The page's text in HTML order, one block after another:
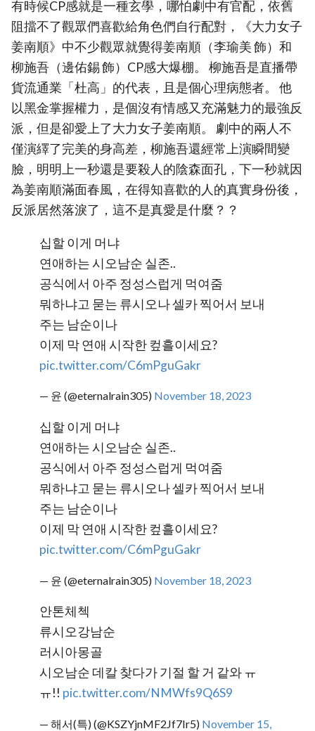
有時候CP感就是一種玄學，哪怕劇中有官配，依舊
阻擋不了觀眾們喜歡給角色們自行配對，《大力女子
姜南順》中不少觀眾就覺得姜南順（李瑜美 飾）和
柳施吾（邊佑錫 飾）CP感大爆棚。 柳施吾是直播帶
貨流通業「杜高」的代表，且是個心理病態者。 他
以黑金掌握權力，是個沒有情感又充滿魅力的最強反
派，但是卻愛上了大力女子姜南順。 劇中的兩人不
僅演繹了完美的身高差，柳施吾還經常上演瞬間變
臉，明明上一秒還是要殺人的陰森面孔，下一秒就因
為姜南順滿面春風，在得知喜歡的人的真實身份後，
反派居然落淚了，這不是真愛是什麼？？
십할 이게 머냐
연애하는 시오남순 실존..
공식에서 아주 정성스럽게 먹여줌
뭐하냐고 묻는 류시오나 셀카 찍어서 보내
주는 남순이나
이제 막 연애 시작한 컾흘이세요?
pic.twitter.com/C6mPguGakr
— 윤 (@eternalrain305) November 18, 2023
십할 이게 머냐
연애하는 시오남순 실존..
공식에서 아주 정성스럽게 먹여줌
뭐하냐고 묻는 류시오나 셀카 찍어서 보내
주는 남순이나
이제 막 연애 시작한 컾흘이세요?
pic.twitter.com/C6mPguGakr
— 윤 (@eternalrain305) November 18, 2023
안톤체첵
류시오강남순
러시아몽골
시오남순 데칼 찾다가 기절 할 거 같와 ㅠ
ㅠ!! pic.twitter.com/NMWfs9Q6S9
— 해서(특) (@KSZYjnMF2Jf7Ir5) November 15,